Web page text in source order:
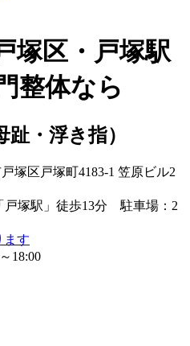
塚区・戸塚駅
整体なら
趾・浮き指）
塚区戸塚町4183-1 笠原ビル2
戸塚駅」徒歩13分 駐車場：2
ます
18:00